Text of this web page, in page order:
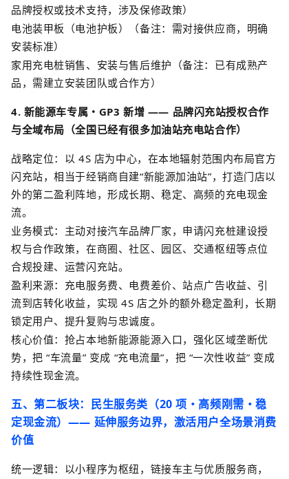
品牌授权或技术支持，涉及保修政策）
电池装甲板（电池护板）（备注：需对接供应商，明确
安装标准）
家用充电桩销售、安装与售后维护（备注：已有成熟产
品，需建立安装团队或合作方）
4. 新能源车专属・ GP3新增 —— 品牌闪充站授权合作
与全域布局（全国已经有很多加油站充电站合作）
战略定位：以4S 店为中心，在本地辐射范围内布局官方
闪充站，相当于经销商自建“新能源加油站”，打造门店以
外的第二盈利阵地，形成长期、稳定、高频的充电现金
流。
业务模式：主动对接汽车品牌厂家 ，申请闪充桩建设授
权与合作政策，在商圈、社区、园区、交通枢纽等点位
合规投建、运营闪充站。
盈利来源：充电服务费、电费差价、站点广告收益、引
流到店转化收益，实现4S 店之外的额外稳定盈利，长期
锁定用户、提升复购与忠诚度。
核心价值：抢占本地新能源能源入口，强化区域垄断优
势，把“车流量” 变成 “充电流量”，把 “一次性收益” 变成
持续性现金流。
五、第二板块：民生服务类（20项・高频刚需・稳
定现金流） —— 延伸服务边界，激活用户全场景消费
价值
统一逻辑：以小程序为枢纽，链接车主与优质服务商，